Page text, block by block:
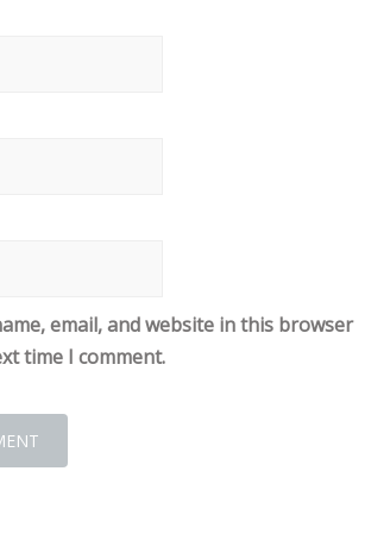
email, and website in this browser
time I comment.